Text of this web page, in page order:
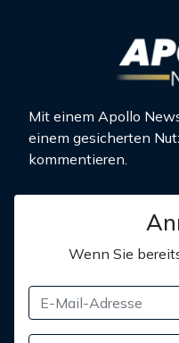
Mit einem Apollo
einem gesicherten
kommentieren.
Wenn Sie